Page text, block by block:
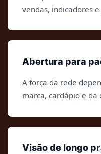
vendas, indicadores
Abertura para
A força da rede
marca, cardápio e da
Visão de longo